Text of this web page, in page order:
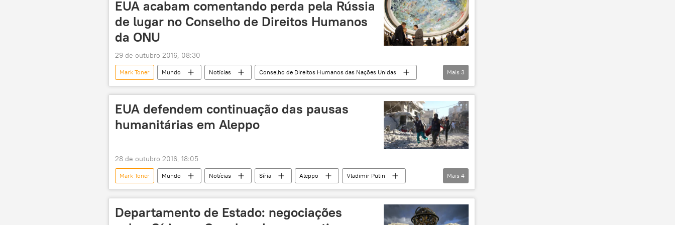
EUA acabam comentando perda pela Rússia
de lugar no Conselho de Direitos Humanos
da ONU
29 de outubro 2016, 08:30
Mark Toner Mundo Notícias
Conselho de Direitos Humanos das Nações Unidas
direitos humanos
EUA Rússia
Mais 3
EUA defendem continuação das pausas
humanitárias em Aleppo
28 de outubro 2016, 18:05
Mark Toner Mundo Notícias Síria Aleppo
Vladimir Putin
Dmitry Peskov
pausa humanitária EUA Rússia
Mais 4
Departamento de Estado: negociações